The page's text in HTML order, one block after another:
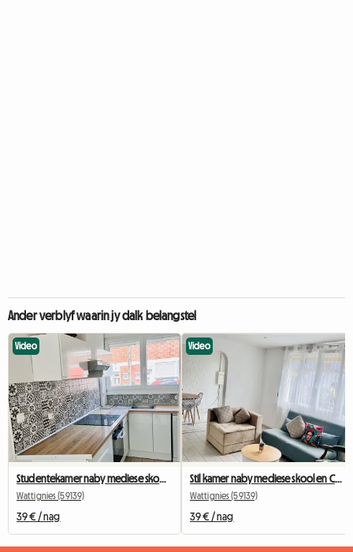
Ander verblyf waarin jy dalk belangstel
Video
Studentekamer naby mediese skool en universiteitshospitaal (nommer een)
Wattignies (59139)
39 € / nag
Video
Stil kamer naby mediese skool en CHRU (nommer drie)
Wattignies (59139)
39 € / nag